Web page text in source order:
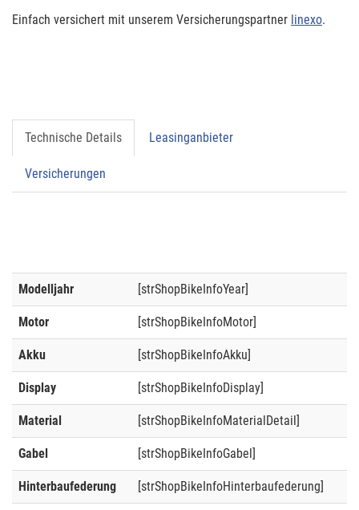
Einfach versichert mit unserem Versicherungspartner linexo.
Technische Details Leasinganbieter
Versicherungen
Modelljahr [strShopBikeInfoYear]
Motor [strShopBikeInfoMotor]
Akku [strShopBikeInfoAkku]
Display [strShopBikeInfoDisplay]
Material [strShopBikeInfoMaterialDetail]
Gabel [strShopBikeInfoGabel]
Hinterbaufederung [strShopBikeInfoHinterbaufederung]